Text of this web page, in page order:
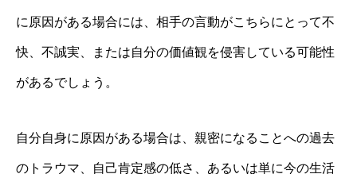
に原因がある場合には、相手の言動がこちらにとって不
快、不誠実、または自分の価値観を侵害している可能性
があるでしょう。
自分自身に原因がある場合は、親密になることへの過去
のトラウマ、自己肯定感の低さ、あるいは単に今の生活